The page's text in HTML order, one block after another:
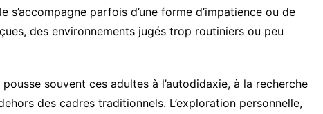
s’accompagne parfois d’une forme d’impatience ou de
des environnements jugés trop routiniers ou peu
souvent ces adultes à l’autodidaxie, à la recherche
des cadres traditionnels. L’exploration personnelle,